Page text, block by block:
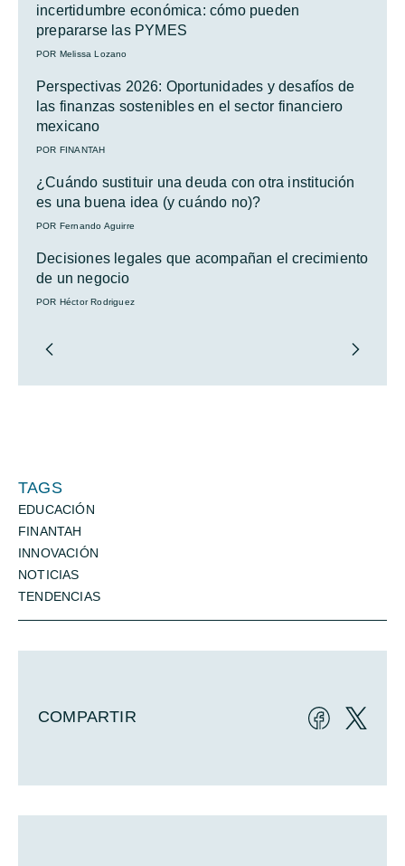
incertidumbre económica: cómo pueden
prepararse las PYMES
POR Melissa Lozano
Perspectivas 2026: Oportunidades y desafíos de
las finanzas sostenibles en el sector financiero
mexicano
POR FINANTAH
¿Cuándo sustituir una deuda con otra institución
es una buena idea (y cuándo no)?
POR Fernando Aguirre
Decisiones legales que acompañan el crecimiento
de un negocio
POR Héctor Rodriguez
TAGS
EDUCACIÓN
FINANTAH
INNOVACIÓN
NOTICIAS
TENDENCIAS
COMPARTIR